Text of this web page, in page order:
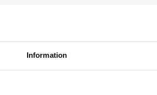
Information
LIVE CHAT